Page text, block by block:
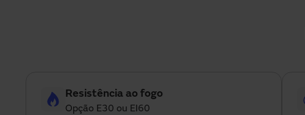
Resistência ao fogo
Opção E30 ou EI60